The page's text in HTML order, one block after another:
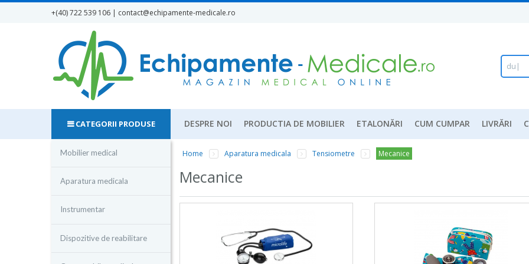
+(40) 722 539 106 | contact@echipamente-medicale.ro
Căutare
.du a
DESPRE NOI PRODUCTIA DE MOBILIER ETALONĂRI CUM CUMPAR LIVRĂRI
CATEGORII PRODUSE
Mobilier medical
Aparatura medicala
Instrumentar
Dispozitive de reabilitare
Eşti aici
Home Aparatura medicala Tensiometre Mecanice
Mecanice